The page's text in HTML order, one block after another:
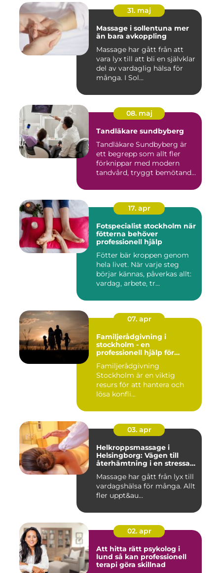
31. maj
Massage i sollentuna mer
än bara avkoppling
Massage har gått från att
vara lyx till att bli en självklar
del av vardaglig hälsa för
många. I Sol...
08. maj
Tandläkare sundbyberg
Tandläkare Sundbyberg är
ett begrepp som allt fler
förknippar med modern
tandvård, tryggt bemötande
17. apr
Fotspecialist stockholm när
fötterna behöver
professionell hjälp
Fötter bär kroppen genom
hela livet. När varje steg
börjar kännas, påverkas allt:
vardag, arbete, tr...
07. apr
Familjerådgivning i
stockholm - en
professionell hjälp för
Familjerådgivning
Stockholm är en viktig
resurs för att hantera och
lösa konfli...
03. apr
Helkroppsmassage i
Helsingborg: Vägen till
återhämtning i en stressad
Massage har gått från lyx till
vardagshälsa för många. Allt
fler uppt&au...
02. apr
Att hitta rätt psykolog i
lund så kan professionell
terapi göra skillnad